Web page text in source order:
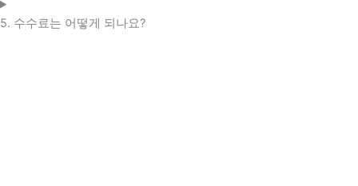
5. 수수료는 어떻게 되나요?